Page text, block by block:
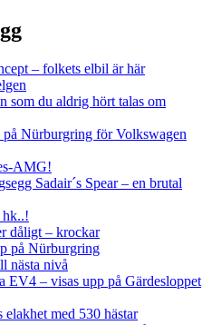
– folkets elbil är här
som du aldrig hört talas om
Nürburgring för Volkswagen
AMG!
Sadair´s Spear – en brutal
hk..!
dåligt – krockar
på Nürburgring
nästa nivå
EV4 – visas upp på Gärdesloppet
med 530 hästar